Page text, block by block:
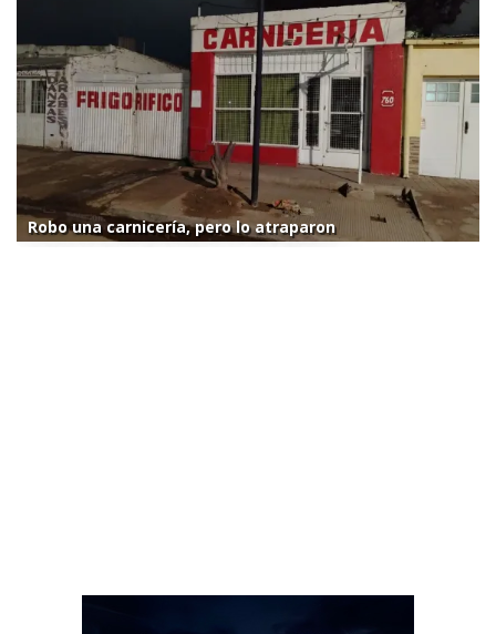
Robo una carnicería, pero lo atraparon